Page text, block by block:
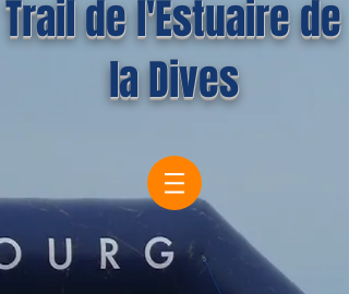
Trail de l'Estuaire de
la Dives